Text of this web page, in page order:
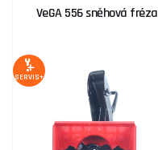
VeGA 556 sněhová fréza
SERVIS+